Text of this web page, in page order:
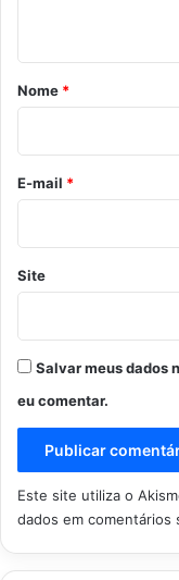
r
o
*
Nome *
E-mail *
Site
Salvar meus dados
eu comentar.
Este site utiliza o
dados em comentários